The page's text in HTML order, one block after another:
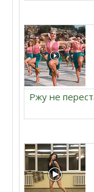
Ржу не